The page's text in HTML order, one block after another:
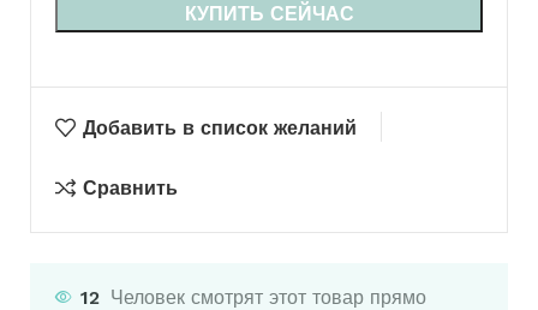
КУПИТЬ СЕЙЧАС
Добавить в список желаний
Сравнить
12 Человек смотрят этот товар прямо